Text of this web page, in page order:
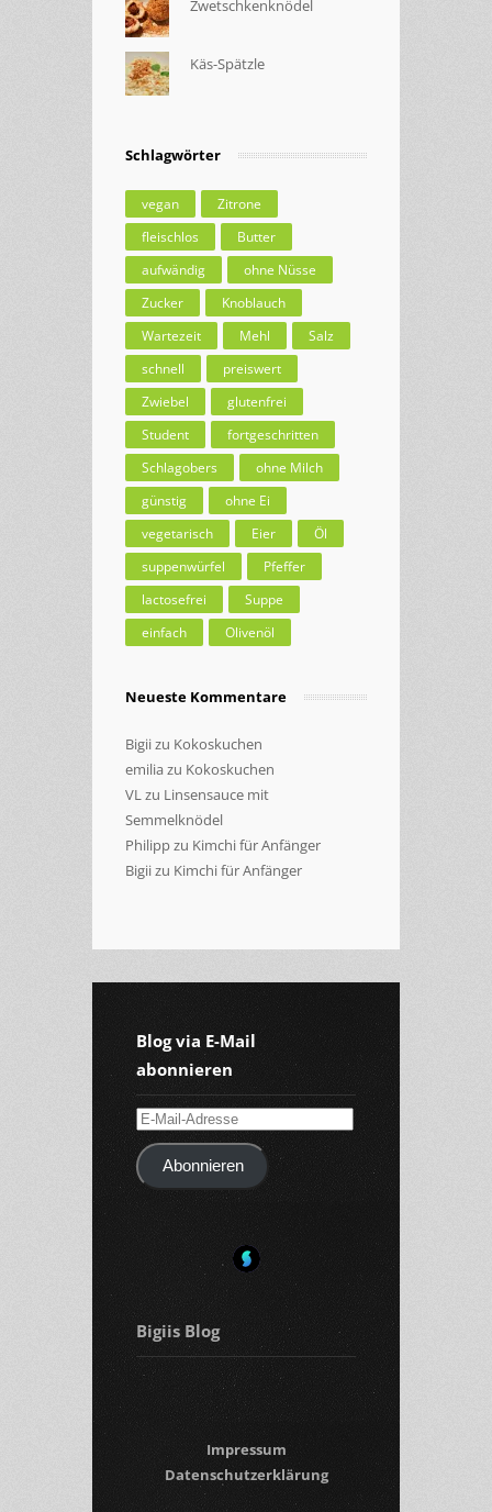
Zwetschkenknödel
Käs-Spätzle
Schlagwörter
vegan
Zitrone
fleischlos
Butter
aufwändig
ohne Nüsse
Zucker
Knoblauch
Wartezeit
Mehl
Salz
schnell
preiswert
Zwiebel
glutenfrei
Student
fortgeschritten
Schlagobers
ohne Milch
günstig
ohne Ei
vegetarisch
Eier
Öl
suppenwürfel
Pfeffer
lactosefrei
Suppe
einfach
Olivenöl
Neueste Kommentare
Bigiizu Kokoskuchen
emilia zu Kokoskuchen
VLzu Linsensauce mit
Semmelknödel
Philippzu Kimchi für Anfänger
Bigiizu Kimchi für Anfänger
Blog via E-Mail
abonnieren
E-
Mail-
AdresseAbonnieren
Bigiis Blog
Impressum
Datenschutzerklärung